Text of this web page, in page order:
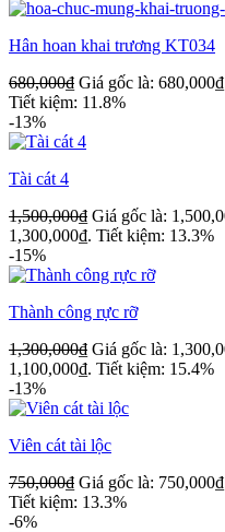
Hân hoan khai trương KT034
680,000₫ Giá gốc là:
Tiết kiệm: 11.8%
-13%
Tài cát 4
1,500,000₫ Giá gốc là:
1,300,000₫. Tiết kiệm: 13.3%
-15%
Thành công rực rỡ
1,300,000₫ Giá gốc là:
1,100,000₫. Tiết kiệm: 15.4%
-13%
Viên cát tài lộc
750,000₫ Giá gốc là:
Tiết kiệm: 13.3%
-6%